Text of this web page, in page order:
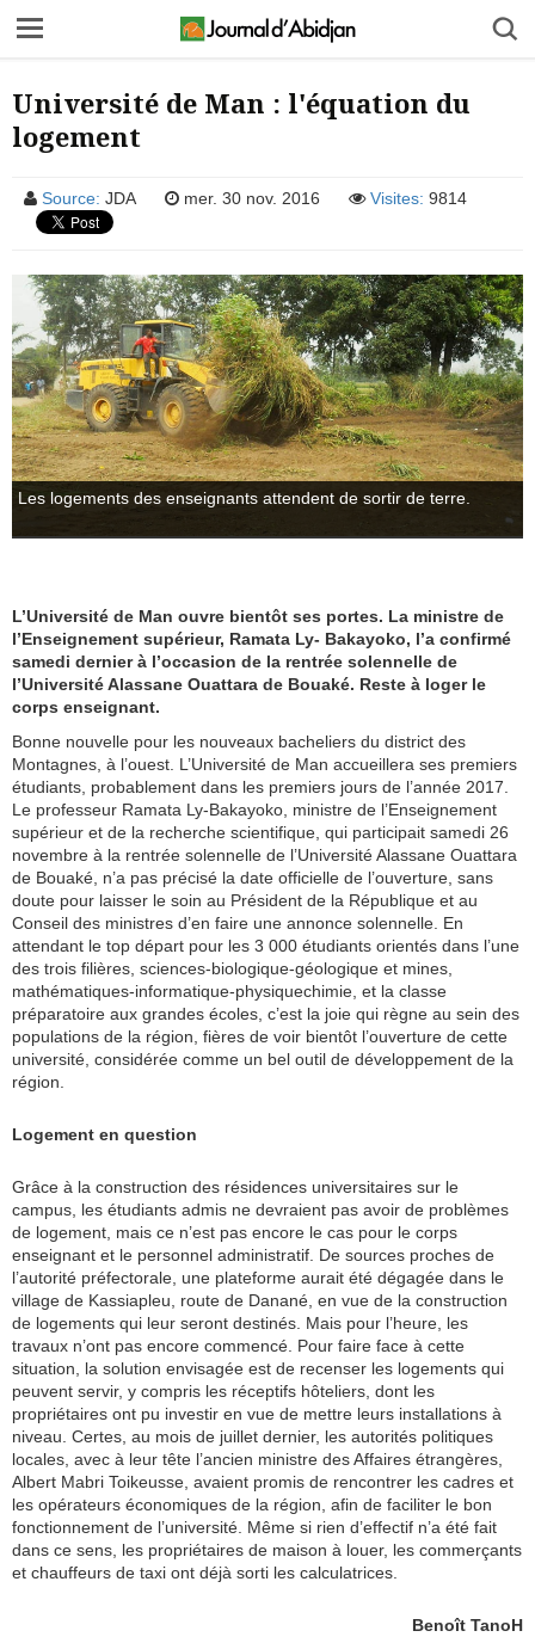
Université de Man : l'équation du
logement
Source: JDA mer. 30 nov. 2016 Visites: 9814
Les logements des enseignants attendent de sortir de terre.
L’Université de Man ouvre bientôt ses portes. La ministre de
l’Enseignement supérieur, Ramata Ly- Bakayoko, l’a confirmé
samedi dernier à l’occasion de la rentrée solennelle de
l’Université Alassane Ouattara de Bouaké. Reste à loger le
corps enseignant.
Bonne nouvelle pour les nouveaux bacheliers du district des
Montagnes, à l’ouest. L’Université de Man accueillera ses premiers
étudiants, probablement dans les premiers jours de l’année 2017.
Le professeur Ramata Ly-Bakayoko, ministre de l’Enseignement
supérieur et de la recherche scientifique, qui participait samedi 26
novembre à la rentrée solennelle de l’Université Alassane Ouattara
de Bouaké, n’a pas précisé la date officielle de l’ouverture, sans
doute pour laisser le soin au Président de la République et au
Conseil des ministres d’en faire une annonce solennelle. En
attendant le top départ pour les 3 000 étudiants orientés dans l’une
des trois filières, sciences-biologique-géologique et mines,
mathématiques-informatique-physiquechimie, et la classe
préparatoire aux grandes écoles, c’est la joie qui règne au sein des
populations de la région, fières de voir bientôt l’ouverture de cette
université, considérée comme un bel outil de développement de la
région.
Logement en question
Grâce à la construction des résidences universitaires sur le
campus, les étudiants admis ne devraient pas avoir de problèmes
de logement, mais ce n’est pas encore le cas pour le corps
enseignant et le personnel administratif. De sources proches de
l’autorité préfectorale, une plateforme aurait été dégagée dans le
village de Kassiapleu, route de Danané, en vue de la construction
de logements qui leur seront destinés. Mais pour l’heure, les
travaux n’ont pas encore commencé. Pour faire face à cette
situation, la solution envisagée est de recenser les logements qui
peuvent servir, y compris les réceptifs hôteliers, dont les
propriétaires ont pu investir en vue de mettre leurs installations à
niveau. Certes, au mois de juillet dernier, les autorités politiques
locales, avec à leur tête l’ancien ministre des Affaires étrangères,
Albert Mabri Toikeusse, avaient promis de rencontrer les cadres et
les opérateurs économiques de la région, afin de faciliter le bon
fonctionnement de l’université. Même si rien d’effectif n’a été fait
dans ce sens, les propriétaires de maison à louer, les commerçants
et chauffeurs de taxi ont déjà sorti les calculatrices.
Benoît TanoH